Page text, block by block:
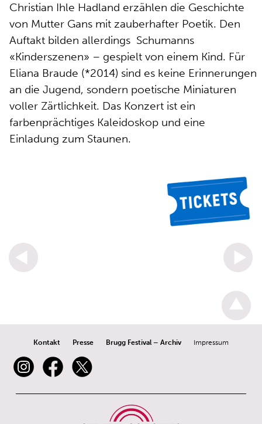
Christian Ihle Hadland erzählen die Geschichte
von Mutter Gans mit zauberhafter Poetik. Den
Auftakt bilden allerdings Schumanns
«Kinderszenen» – gespielt von einem Kind. Für
Eliana Braude (*2014) sind es keine Erinnerungen
an die Jugend, sondern poetische Miniaturen
voller Zärtlichkeit. Das Konzert ist ein
farbenprächtiges Kaleidoskop und eine
Einladung zum Staunen.
Kontakt Presse Brugg Festival – Archiv Impressum